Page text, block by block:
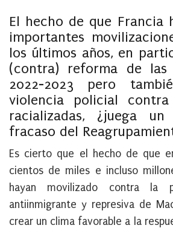
El hecho de que Francia
importantes
los últimos años, en
(contra) reforma de las
2022-2023 pero
violencia policial
racializadas, ¿juega
fracaso del
Es cierto que el hecho de que
cientos de miles e incluso
hayan movilizado contra la
antiinmigrante y represiva de
crear un clima favorable a la